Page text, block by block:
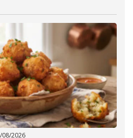
08/2026